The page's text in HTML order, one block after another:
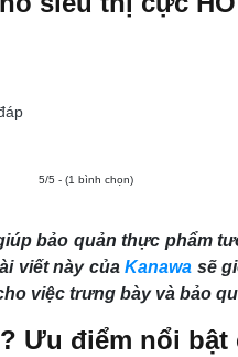
5/5 - (1 bình chọn)
bảo quản thực phẩm
viết này củaKanawa sẽ
việc trưng bày và bảo
Ưu điểm nổi bật